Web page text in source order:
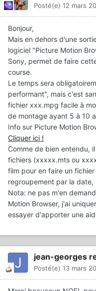
Posté(e) 12 mars
Bonjour,
Mais en dehors d'une
logiciel "Picture Motion
Sony, permet de faire
course.
Le temps sera
performant", mais c'est
fichier xxx.mpg facile à
de montage ayant 5 à 10
Info sur Picture Motion
Cliquer ici !
Comme de bien entendu,
fichiers (xxxxx.mts ou
film pour en faire un
regroupement par la date,
Nota: ne pas m'en
Motion Browser, j'ai
essayer d'apporter une
jean-georges
Posté(e) 13 mars